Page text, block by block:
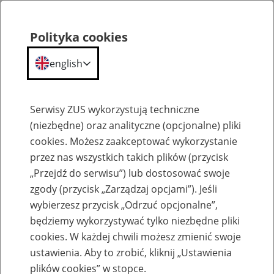
Komunikaty
Polityka cookies
english
Serwisy ZUS wykorzystują techniczne
(niezbędne) oraz analityczne (opcjonalne) pliki
cookies. Możesz zaakceptować wykorzystanie
przez nas wszystkich takich plików (przycisk
„Przejdź do serwisu”) lub dostosować swoje
zgody (przycisk „Zarządzaj opcjami”). Jeśli
wybierzesz przycisk „Odrzuć opcjonalne”,
będziemy wykorzystywać tylko niezbędne pliki
cookies. W każdej chwili możesz zmienić swoje
ustawienia. Aby to zrobić, kliknij „Ustawienia
plików cookies” w stopce.